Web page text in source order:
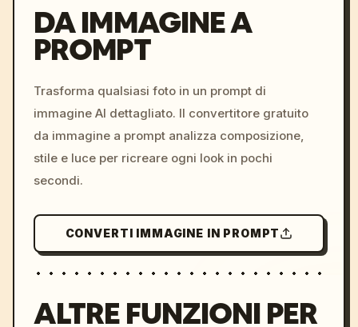
colors, 8k --v 6.0
DA IMMAGINE A
PROMPT
Trasforma qualsiasi foto in un prompt di
immagine AI dettagliato. Il convertitore gratuito
da immagine a prompt analizza composizione,
stile e luce per ricreare ogni look in pochi
secondi.
CONVERTI IMMAGINE IN PROMPT
ALTRE FUNZIONI PER